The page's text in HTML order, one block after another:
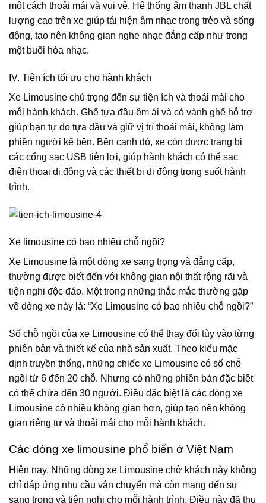
một cách thoải mái và vui vẻ. Hệ thống âm thanh JBL chất
lượng cao trên xe giúp tái hiện âm nhạc trong trẻo và sống
động, tạo nên không gian nghe nhạc đẳng cấp như trong
một buổi hòa nhạc.
IV. Tiện ích tối ưu cho hành khách
Xe Limousine chú trọng đến sự tiện ích và thoải mái cho
mỗi hành khách. Ghế tựa đầu êm ái và có vành ghế hỗ trợ
giúp bạn tự do tựa đầu và giữ vị trí thoải mái, không làm
phiền người kế bên. Bên cạnh đó, xe còn được trang bị
các cổng sạc USB tiện lợi, giúp hành khách có thể sạc
điện thoại di động và các thiết bị di động trong suốt hành
trình.
Xe limousine có bao nhiêu chỗ ngồi?
Xe Limousine là một dòng xe sang trọng và đẳng cấp,
thường được biết đến với không gian nội thất rộng rãi và
tiện nghi độc đáo. Một trong những thắc mắc thường gặp
về dòng xe này là: “Xe Limousine có bao nhiêu chỗ ngồi?”
Số chỗ ngồi của xe Limousine có thể thay đổi tùy vào từng
phiên bản và thiết kế của nhà sản xuất. Theo kiểu mặc
dịnh truyền thống, những chiếc xe Limousine có số chỗ
ngồi từ 6 đến 20 chỗ. Nhưng có những phiên bản đặc biệt
có thể chứa đến 30 người. Điều đặc biệt là các dòng xe
Limousine có nhiều không gian hơn, giúp tạo nên không
gian riêng tư và thoải mái cho mỗi hành khách.
Các dòng xe limousine phổ biến ở Việt Nam
Hiện nay, Những dòng xe Limousine chở khách này không
chỉ đáp ứng nhu cầu vận chuyển mà còn mang đến sự
sang trọng và tiện nghi cho mỗi hành trình. Điều này đã thu